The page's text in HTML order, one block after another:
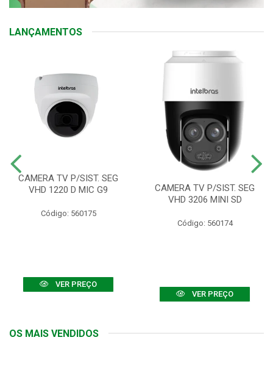
LANÇAMENTOS
CAMERA TV P/SIST. SEG
VHD 1220 D MIC G9
Código: 560175
VER PREÇO
CAMERA TV P/SIST. SEG
VHD 3206 MINI SD
Código: 560174
VER PREÇO
OS MAIS VENDIDOS